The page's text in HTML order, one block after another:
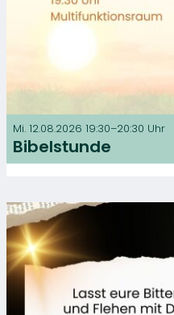
Mi. 12.08.2026 19:30–20:30 Uhr
Bibelstunde